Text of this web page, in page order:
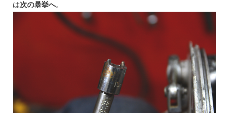
は次の暴挙へ。